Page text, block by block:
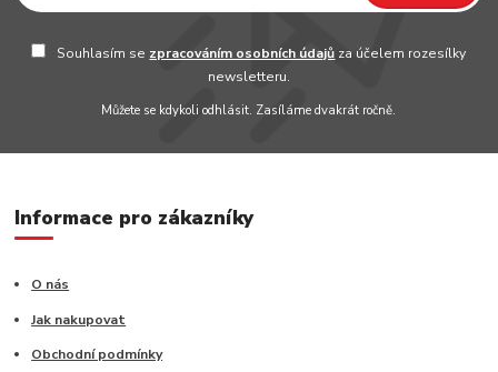
Souhlasím se zpracováním osobních údajů za účelem rozesílky
newsletteru.
Můžete se kdykoli odhlásit. Zasíláme dvakrát ročně.
Informace pro zákazníky
O nás
Jak nakupovat
Obchodní podmínky